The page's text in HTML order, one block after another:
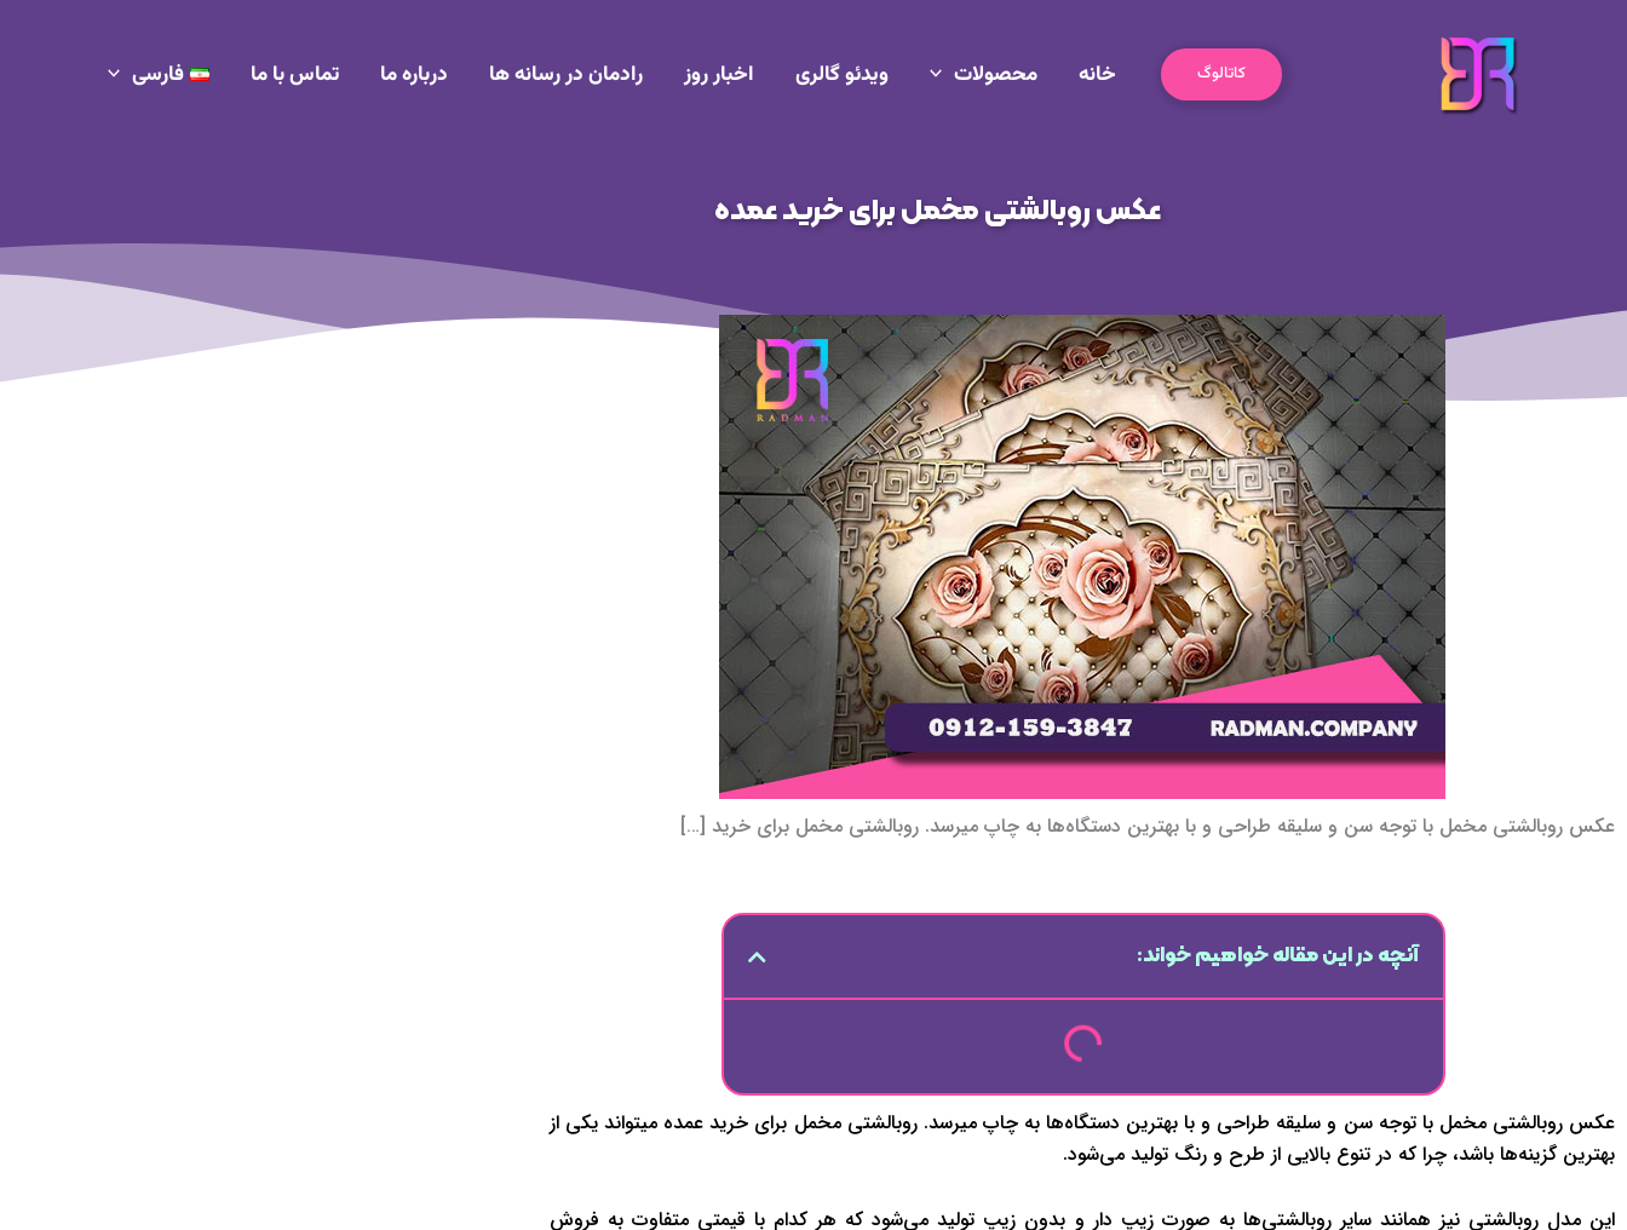
کاتالوگ خانه محصولات ویدئو گالری اخبار روز رادمان در رسانه ها درباره ما تماس با ما فارسی
عکس روبالشتی مخمل برای خرید عمده
عکس روبالشتی مخمل با توجه سن و سلیقه طراحی و با بهترین دستگاه‌ها به چاپ میرسد. روبالشتی مخمل برای خرید […]
آنچه در این مقاله خواهیم خواند:
عکس روبالشتی مخمل با توجه سن و سلیقه طراحی و با بهترین دستگاه‌ها به چاپ میرسد. روبالشتی مخمل برای خرید عمده میتواند یکی از
بهترین گزینه‌ها باشد، چرا که در تنوع بالایی از طرح و رنگ تولید می‌شود.
این مدل روبالشتی نیز همانند سایر روبالشتی‌ها به صورت زیپ دار و بدون زیپ تولید می‌شود که هر کدام با قیمتی متفاوت به فروش